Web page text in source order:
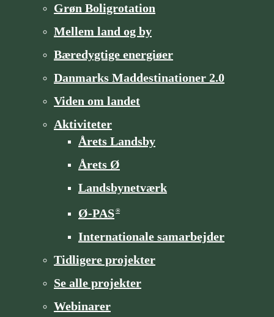
Grøn Boligrotation
Mellem land og by
Bæredygtige energiøer
Danmarks Maddestinationer 2.0
Viden om landet
Aktiviteter
Årets Landsby
Årets Ø
Landsbynetværk
Ø-PAS®
Internationale samarbejder
Tidligere projekter
Se alle projekter
Webinarer